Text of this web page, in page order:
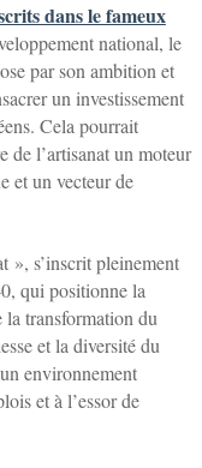
dans le fameux
national, le
par son ambition et
un investissement
Cela pourrait
de l’artisanat un moteur
et un vecteur de
», s’inscrit pleinement
qui positionne la
transformation du
et la diversité du
environnement
et à l’essor de